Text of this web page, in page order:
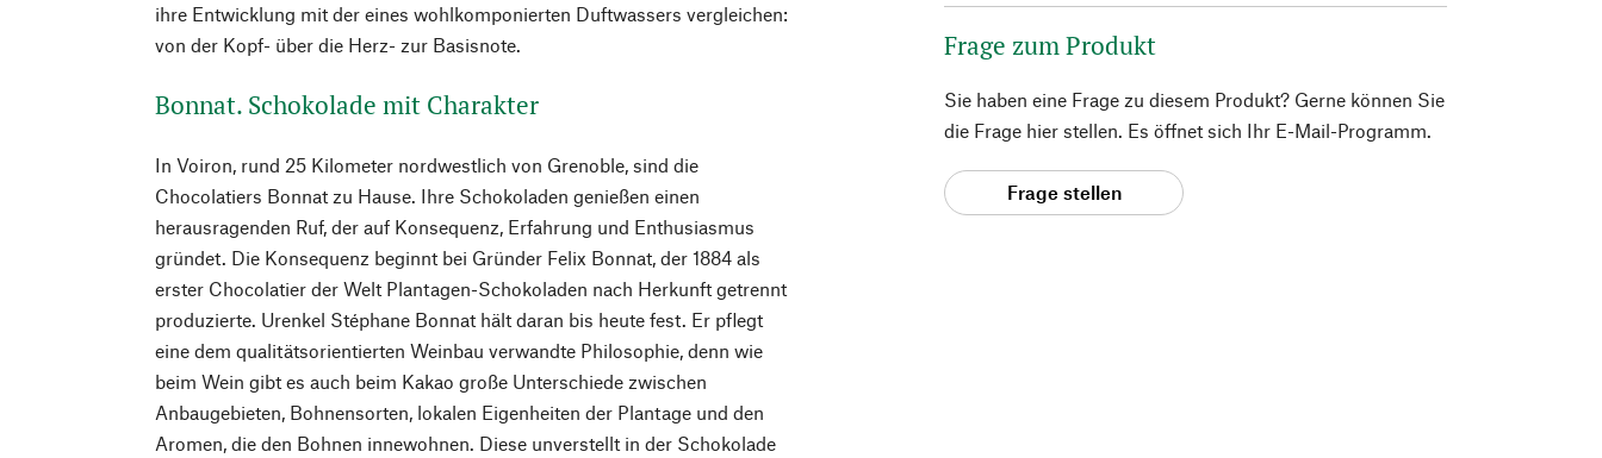
ihre Entwicklung mit der eines wohlkomponierten Duftwassers vergleichen:
von der Kopf- über die Herz- zur Basisnote.
Bonnat. Schokolade mit Charakter
In Voiron, rund 25 Kilometer nordwestlich von Grenoble, sind die
Chocolatiers Bonnat zu Hause. Ihre Schokoladen genießen einen
herausragenden Ruf, der auf Konsequenz, Erfahrung und Enthusiasmus
gründet. Die Konsequenz beginnt bei Gründer Felix Bonnat, der 1884 als
erster Chocolatier der Welt Plantagen-Schokoladen nach Herkunft getrennt
produzierte. Urenkel Stéphane Bonnat hält daran bis heute fest. Er pflegt
eine dem qualitätsorientierten Weinbau verwandte Philosophie, denn wie
beim Wein gibt es auch beim Kakao große Unterschiede zwischen
Anbaugebieten, Bohnensorten, lokalen Eigenheiten der Plantage und den
Aromen, die den Bohnen innewohnen. Diese unverstellt in der Schokolade
Frage zum Produkt
Sie haben eine Frage zu diesem Produkt? Gerne können Sie
die Frage hier stellen. Es öffnet sich Ihr E-Mail-Programm.
Frage stellen